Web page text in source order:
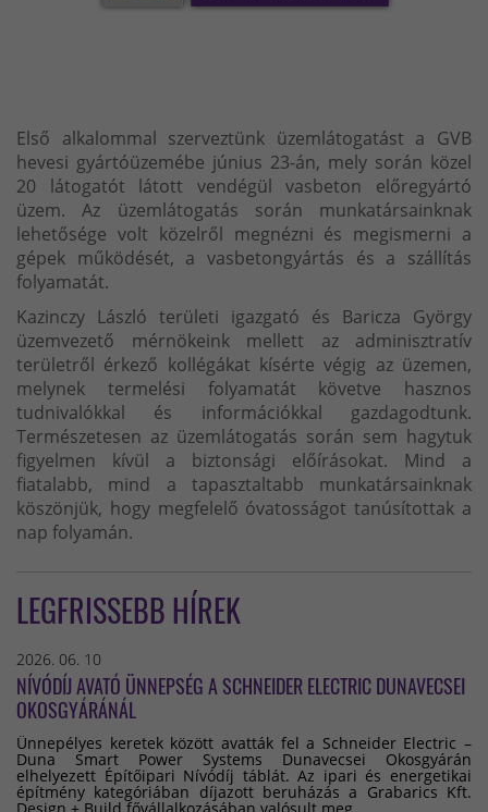
Első alkalommal szerveztünk üzemlátogatást a GVB
hevesi gyártóüzemébe június 23-án, mely során közel
20 látogatót látott vendégül vasbeton előregyártó
üzem. Az üzemlátogatás során munkatársainknak
lehetősége volt közelről megnézni és megismerni a
gépek működését, a vasbetongyártás és a szállítás
folyamatát.
Kazinczy László területi igazgató és Baricza György
üzemvezető mérnökeink mellett az adminisztratív
területről érkező kollégákat kísérte végig az üzemen,
melynek termelési folyamatát követve hasznos
tudnivalókkal és információkkal gazdagodtunk.
Természetesen az üzemlátogatás során sem hagytuk
figyelmen kívül a biztonsági előírásokat. Mind a
fiatalabb, mind a tapasztaltabb munkatársainknak
köszönjük, hogy megfelelő óvatosságot tanúsítottak a
nap folyamán.
LEGFRISSEBB HÍREK
2026. 06. 10
NÍVÓDÍJ AVATÓ ÜNNEPSÉG A SCHNEIDER ELECTRIC DUNAVECSEI
OKOSGYÁRÁNÁL
Ünnepélyes keretek között avatták fel a Schneider Electric –
Duna Smart Power Systems Dunavecsei Okosgyárán
elhelyezett Építőipari Nívódíj táblát. Az ipari és energetikai
építmény kategóriában díjazott beruházás a Grabarics Kft.
Design + Build fővállalkozásában valósult meg.